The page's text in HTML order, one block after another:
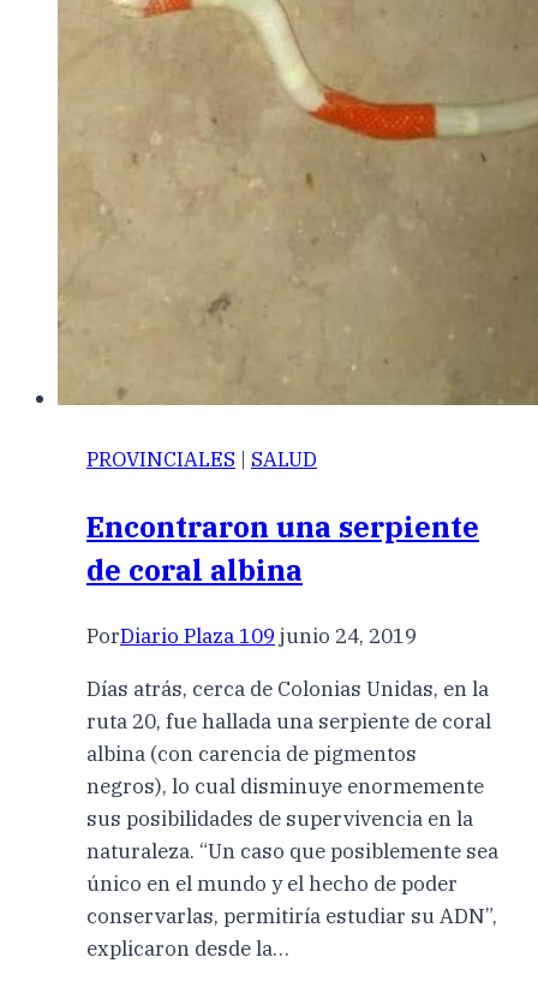
PROVINCIALES | SALUD
Encontraron una serpiente
de coral albina
PorDiario Plaza 109 junio 24, 2019
Días atrás, cerca de Colonias Unidas, en la
ruta 20, fue hallada una serpiente de coral
albina (con carencia de pigmentos
negros), lo cual disminuye enormemente
sus posibilidades de supervivencia en la
naturaleza. “Un caso que posiblemente sea
único en el mundo y el hecho de poder
conservarlas, permitiría estudiar su ADN”,
explicaron desde la…